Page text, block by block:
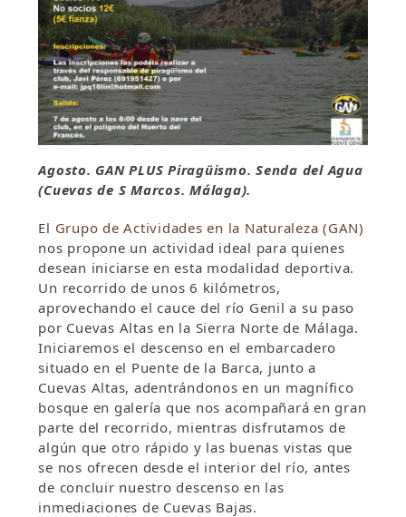
Agosto. GAN PLUS Piragüismo. Senda del Agua
(Cuevas de S Marcos. Málaga).
El Grupo de Actividades en la Naturaleza (GAN)
nos propone un actividad ideal para quienes
desean iniciarse en esta modalidad deportiva.
Un recorrido de unos 6 kilómetros,
aprovechando el cauce del río Genil a su paso
por Cuevas Altas en la Sierra Norte de Málaga.
Iniciaremos el descenso en el embarcadero
situado en el Puente de la Barca, junto a
Cuevas Altas, adentrándonos en un magnífico
bosque en galería que nos acompañará en gran
parte del recorrido, mientras disfrutamos de
algún que otro rápido y las buenas vistas que
se nos ofrecen desde el interior del río, antes
de concluir nuestro descenso en las
inmediaciones de Cuevas Bajas.